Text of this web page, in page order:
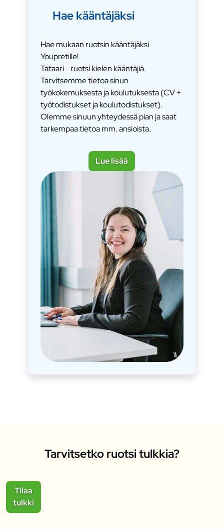
Hae kääntäjäksi
Hae mukaan ruotsin kääntäjäksi
Youpretille!
Tataari - ruotsi kielen kääntäjiä.
Tarvitsemme tietoa sinun
työkokemuksesta ja koulutuksesta (CV +
työtodistukset ja koulutodistukset).
Olemme sinuun yhteydessä pian ja saat
tarkempaa tietoa mm. ansioista.
Lue lisää
Tarvitsetko ruotsi tulkkia?
Tilaa
tulkki